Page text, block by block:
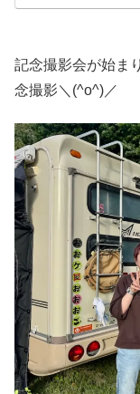
記念撮影会が始ま
念撮影＼(^o^)／